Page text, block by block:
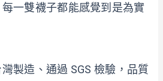
一雙襪子都能感覺到是為實
製造、通過 SGS 檢驗，品質